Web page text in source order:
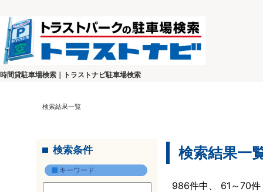
時間貸駐車場検索｜トラストナビ駐車場検索
検索結果一覧
検索条件
キーワード
検索結果一
986件中、 61～70